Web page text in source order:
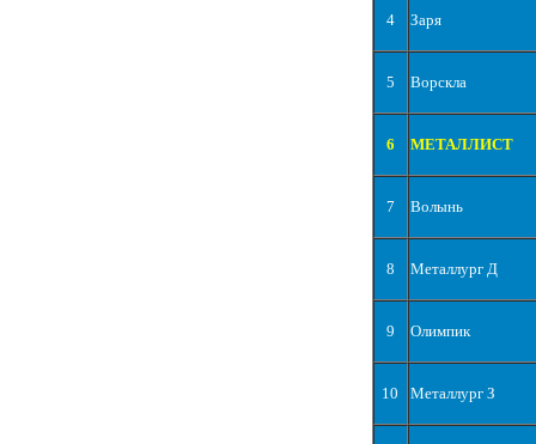
4 Заря
5 Ворскла
6 МЕТАЛЛИСТ
7 Волынь
8 Металлург Д
9 Олимпик
10 Металлург З